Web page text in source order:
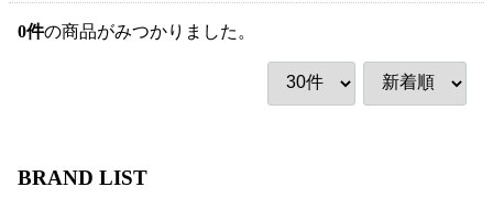
0件の商品がみつかりました。
BRAND LIST